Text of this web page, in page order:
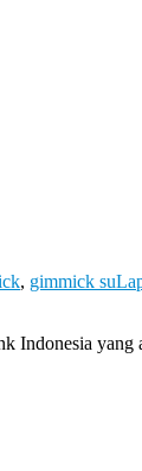
, gimmick
Indonesia